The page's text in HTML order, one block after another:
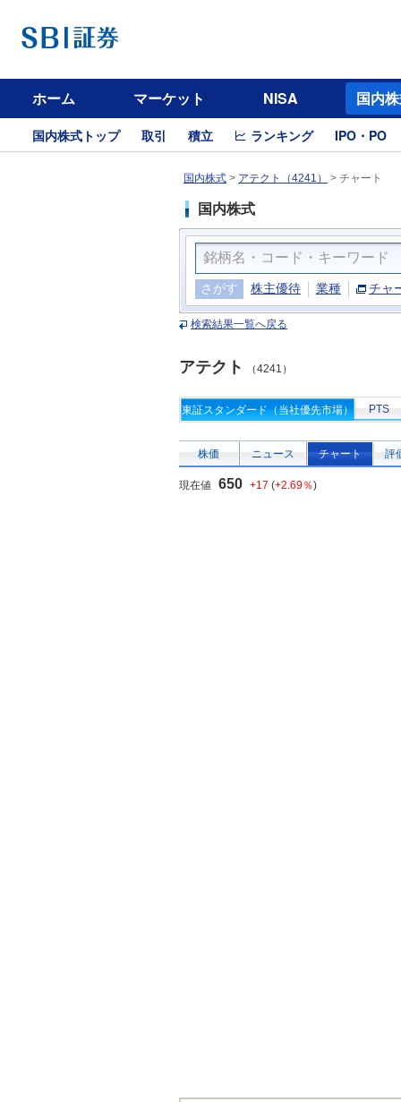
ホーム マーケット NISA 国内
国内株式トップ 取引 積立 ランキング IPO・PO
国内株式 > アテクト（4241） > チャート
国内株式
さがす 株主優待 業種 チャ
検索結果一覧へ戻る
アテクト （4241）
東証スタンダード（当社優先市場） PTS
株価 ニュース チャート 評
現在値 650 +17 (+2.69％)